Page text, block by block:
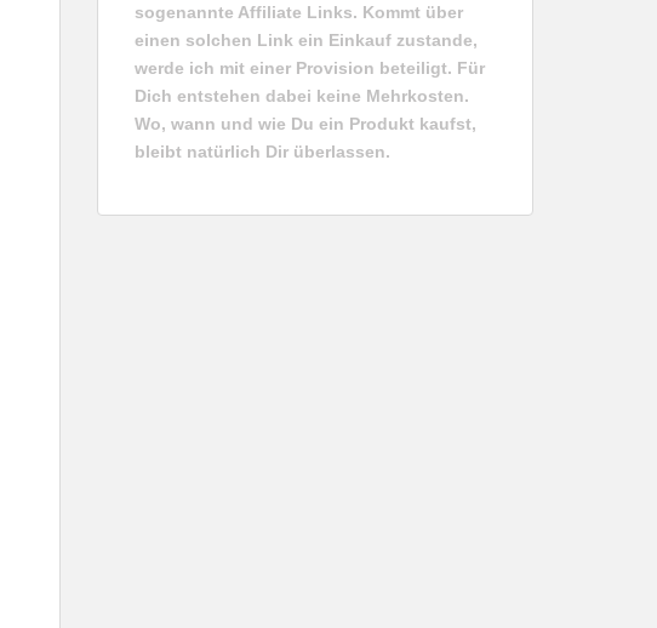
sogenannte Affiliate Links. Kommt über
einen solchen Link ein Einkauf zustande,
werde ich mit einer Provision beteiligt. Für
Dich entstehen dabei keine Mehrkosten.
Wo, wann und wie Du ein Produkt kaufst,
bleibt natürlich Dir überlassen.